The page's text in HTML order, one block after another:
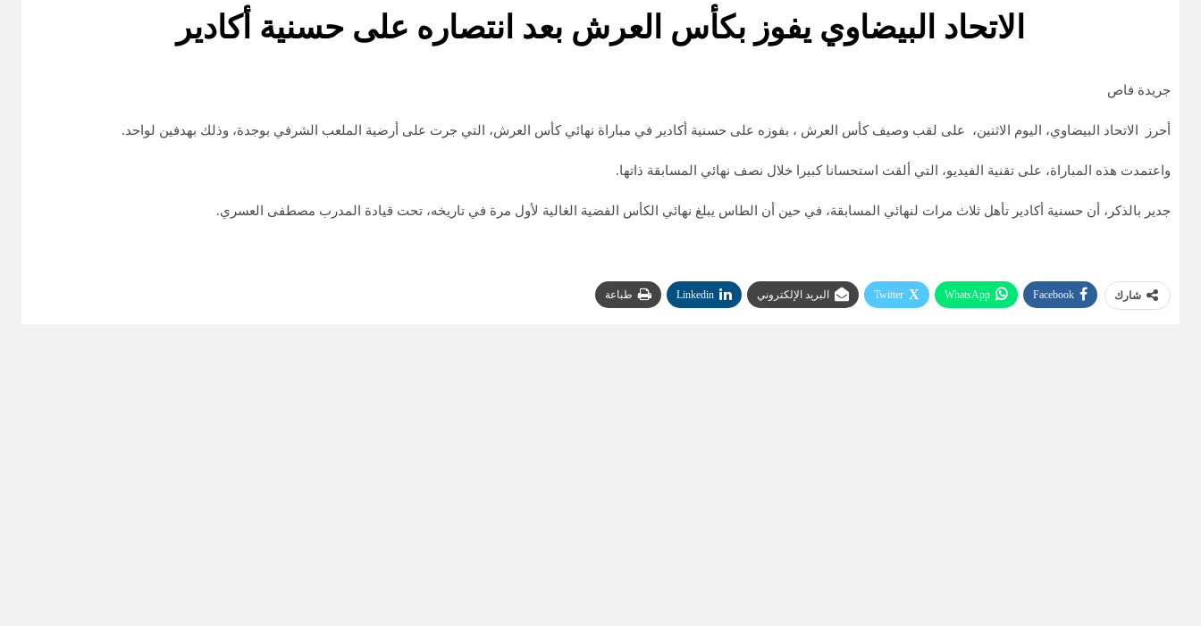
الاتحاد البيضاوي يفوز بكأس العرش بعد انتصاره على حسنية أكادير
جريدة فاص
أحرز الاتحاد البيضاوي، اليوم الاثنين، على لقب وصيف كأس العرش ، بفوزه على حسنية أكادير في مباراة نهائي كأس العرش، التي جرت على أرضية الملعب الشرفي بوجدة، وذلك بهدفين لواحد.
واعتمدت هذه المباراة، على تقنية الفيديو، التي ألقت استحسانا كبيرا خلال نصف نهائي المسابقة ذاتها.
جدير بالذكر، أن حسنية أكادير تأهل ثلاث مرات لنهائي المسابقة، في حين أن الطاس يبلغ نهائي الكأس الفضية الغالية لأول مرة في تاريخه، تحت قيادة المدرب مصطفى العسري.
شارك Facebook
WhatsApp
Twitter البريد الإلكتروني Linkedin طباعة